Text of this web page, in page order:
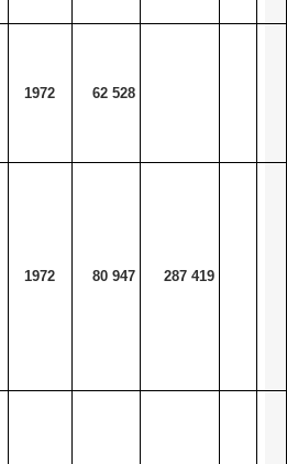
1972 62 528
1972 80 947 287 419